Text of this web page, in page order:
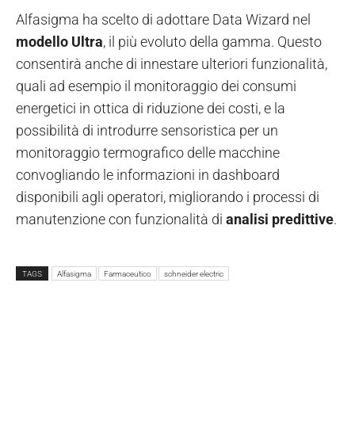
Alfasigma ha scelto di adottare Data Wizard nel
modello Ultra, il più evoluto della gamma. Questo
consentirà anche di innestare ulteriori funzionalità,
quali ad esempio il monitoraggio dei consumi
energetici in ottica di riduzione dei costi, e la
possibilità di introdurre sensoristica per un
monitoraggio termografico delle macchine
convogliando le informazioni in dashboard
disponibili agli operatori, migliorando i processi di
manutenzione con funzionalità di analisi predittive.
TAGS Alfasigma Farmaceutico schneider electric